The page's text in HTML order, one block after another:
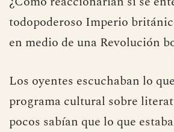
todopoderoso Imperio
en medio de una Revolución
Los oyentes escuchaban lo
programa cultural sobre
pocos sabían que lo que